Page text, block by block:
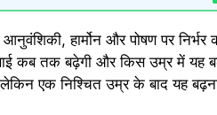
हार्मोन और पोषण पर निर्भर
कब तक बढ़ेगी और किस उम्र में यह
एक निश्चित उम्र के बाद यह